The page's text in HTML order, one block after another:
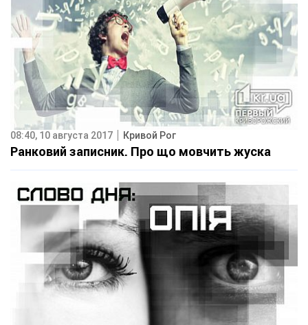
08:40, 10 августа 2017 Кривой Рог
Ранковий записник. Про що мовчить жуска